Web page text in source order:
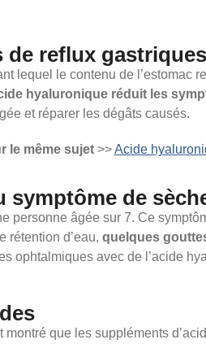
de reflux gastriques
lequel le contenu de
hyaluronique réduit les
et réparer les dégâts causés.
le même sujet>>Acide
symptôme de
personne âgée sur 7. Ce
rétention d’eau, quelques
ophtalmiques avec de l’acide
que les suppléments